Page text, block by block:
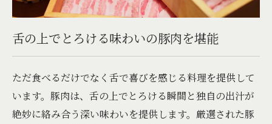
舌の上でとろける味わいの豚肉を堪能
ただ食べるだけでなく舌で喜びを感じる料理を提供して
います。豚肉は、舌の上でとろける瞬間と独自の出汁が
絶妙に絡み合う深い味わいを提供します。厳選された豚